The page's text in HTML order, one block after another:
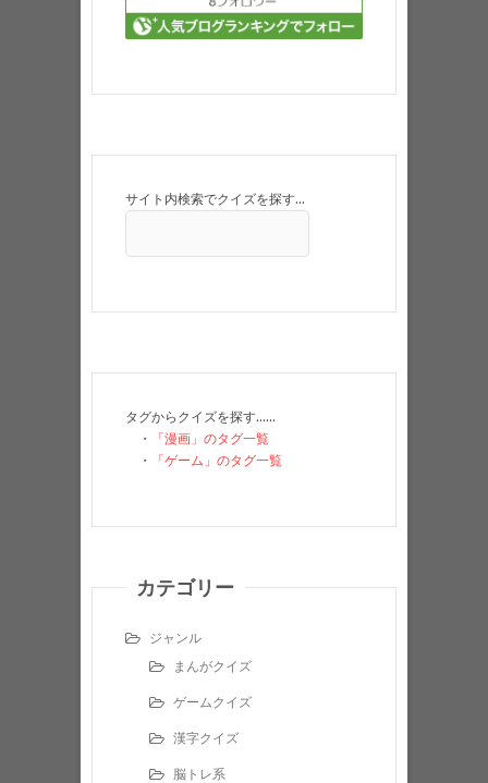
サイト内検索でクイズを探す…
タグからクイズを探す……
・
「漫画」のタグ一覧
・
「ゲーム」のタグ一覧
カテゴリー
ジャンル
まんがクイズ
ゲームクイズ
漢字クイズ
脳トレ系